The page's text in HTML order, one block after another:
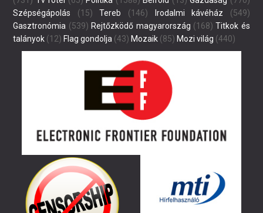
Szépségápolás (15) Tereb (146) Irodalmi kávéház (549)
Gasztronómia (539) Rejtőzködő magyarország (168) Titkok és
talányok (12) Flag gondolja (43) Mozaik (85) Mozi világ (440)